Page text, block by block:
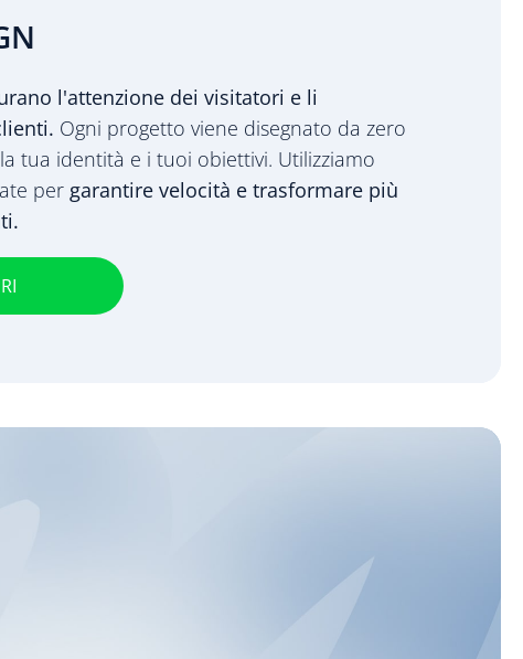
l'attenzione dei visitatori e li
Ogni progetto viene disegnato da zero
tua identità e i tuoi obiettivi. Utilizziamo
per garantire velocità e trasformare più